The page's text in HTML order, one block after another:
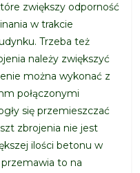
zwiększy odporność
w trakcie
Trzeba też
należy zwiększyć
można wykonać z
połączonymi
się przemieszczać
zbrojenia nie jest
ilości betonu w
to na